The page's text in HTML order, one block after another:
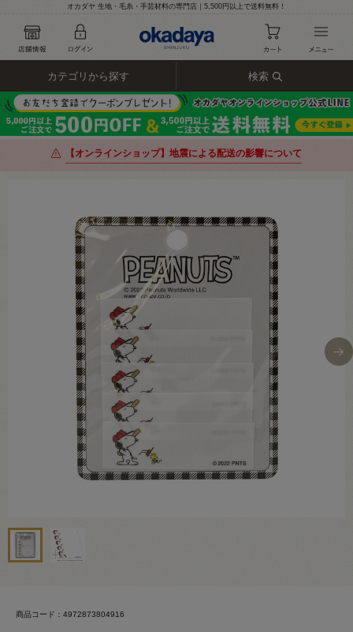
オカダヤ 生地・毛糸・手芸材料の専門店｜5,500円以上で送料無料！
カテゴリから探す 検索
【オンラインショップ】地震による配送の影響について
商品コード：4972873804916